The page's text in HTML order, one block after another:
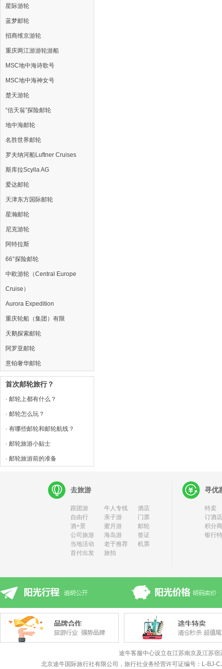
星际游轮
蓝梦邮轮
招商维京游轮
重庆两江游游轮游船
MSC地中海诗歌号
MSC地中海神女号
楚天游轮
“信天翁”探险邮轮
地中海邮轮
名胜世界邮轮
罗夫纳河船Luftner Cruises
斯库拉Scylla AG
爱达邮轮
天津东方国际邮轮
星瀚邮轮
尼克游轮
阿特拉斯
66°探险邮轮
中欧游轮（Central Europe
Cruise）
Aurora Expedition
重庆轮船（集团）有限
天鹅探索邮轮
阿罗亚邮轮
意铂奢华邮轮
首次邮轮旅行？
· 邮轮上都有什么？
· 邮轮怎么玩？
· 有哪些邮轮和邮轮航线？
· 邮轮旅游小贴士
· 邮轮旅游前的准备
去旅游
跟团游 牛人专线
酒店
自由行
亲子游
门票
酒+景
蜜月游
邮轮
公司旅游
海岛游
签证
当地活动
老于推荐
机票
首付出发
旅拍
寻优
特卖
订酒
积分
银行
途牛客服中心设立在江苏南京及江苏
北京途牛国际旅行社有限公司，旅行社业务经营许可证编号：L-